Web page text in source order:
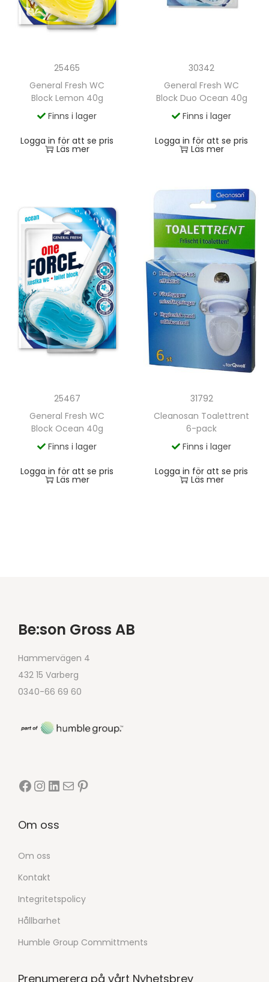
25465
General Fresh WC
Block Lemon 40g
Finns i lager
Logga in för att se pris
Läs mer
30342
General Fresh WC
Block Duo Ocean 40g
Finns i lager
Logga in för att se pris
Läs mer
25467
General Fresh WC
Block Ocean 40g
Finns i lager
Logga in för att se pris
Läs mer
31792
Cleanosan Toalettrent
6-pack
Finns i lager
Logga in för att se pris
Läs mer
Be:son Gross AB
Hammervägen 4
432 15 Varberg
0340-66 69 60
Om oss
Om oss
Kontakt
Integritetspolicy
Hållbarhet
Humble Group Committments
Prenumerera på vårt Nyhetsbrev